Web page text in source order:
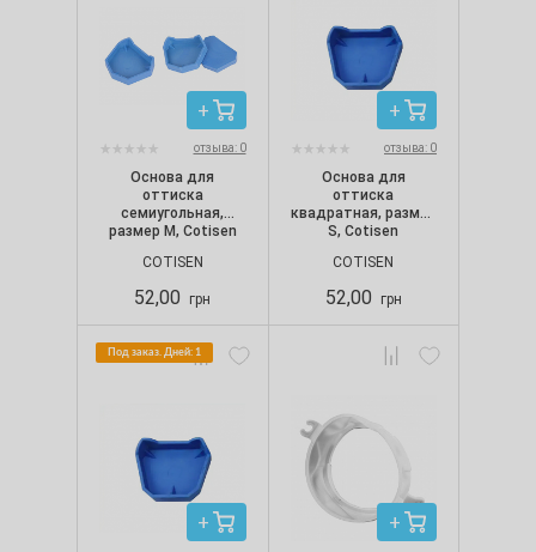
отзыва: 0
Основа для
оттиска
семиугольная,
размер M, Cotisen
COTISEN
52,00 грн
отзыва: 0
Основа для
оттиска
квадратная, размер
S, Cotisen
COTISEN
52,00 грн
Под заказ. Дней: 1